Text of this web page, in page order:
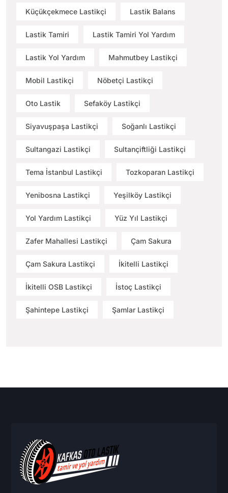
Küçükçekmece Lastikçi Lastik Balans
Lastik Tamiri Lastik Tamiri Yol Yardım
Lastik Yol Yardım Mahmutbey Lastikçi
Mobil Lastikçi Nöbetçi Lastikçi
Oto Lastik Sefaköy Lastikçi
Siyavuşpaşa Lastikçi Soğanlı Lastikçi
Sultangazi Lastikçi Sultançiftliği Lastikçi
Tema İstanbul Lastikçi Tozkoparan Lastikçi
Yenibosna Lastikçi Yeşilköy Lastikçi
Yol Yardım Lastikçi Yüz Yıl Lastikçi
Zafer Mahallesi Lastikçi Çam Sakura
Çam Sakura Lastikçi İkitelli Lastikçi
İkitelli OSB Lastikçi İstoç Lastikçi
Şahintepe Lastikçi Şamlar Lastikçi